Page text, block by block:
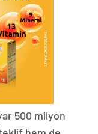
500 milyon